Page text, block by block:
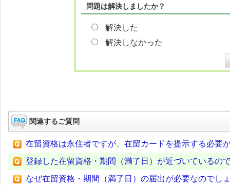
問題は解決しましたか？
解決した
解決しなかった
関連するご質問
在留資格は永住者ですが、在留カードを提示する必要
登録した在留資格・期間（満了日）が近づいているの
なぜ在留資格・期間（満了日）の届出が必要なのでし